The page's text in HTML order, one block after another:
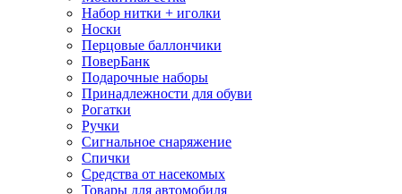
Набор нитки + иголки
Носки
Перцовые баллончики
ПоверБанк
Подарочные наборы
Принадлежности для обуви
Рогатки
Ручки
Сигнальное снаряжение
Спички
Средства от насекомых
Товары для автомобиля